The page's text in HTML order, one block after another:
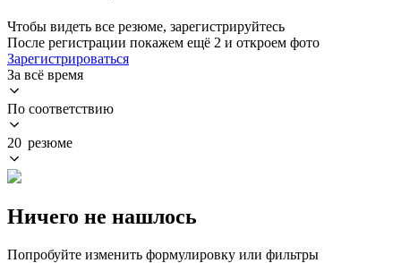
Чтобы видеть все резюме, зарегистрируйтесь
После регистрации покажем ещё 2 и откроем фото
Зарегистрироваться
За всё время
По соответствию
20 резюме
Ничего не нашлось
Попробуйте изменить формулировку или фильтры